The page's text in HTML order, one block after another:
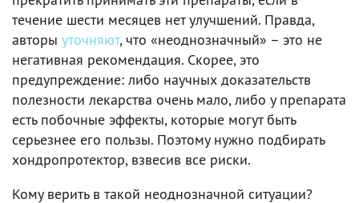
течение шести месяцев нет улучшений. Правда,
авторы уточняют, что «неоднозначный» – это не
негативная рекомендация. Скорее, это
предупреждение: либо научных доказательств
полезности лекарства очень мало, либо у препарата
есть побочные эффекты, которые могут быть
серьезнее его пользы. Поэтому нужно подбирать
хондропротектор, взвесив все риски.
Кому верить в такой неоднозначной ситуации?